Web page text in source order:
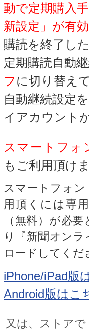
動で定期購入
新設定」が有効
購読を終了し
定期購読自動
フ に切り替え
自動継続設定
イアカウント
スマートフォ
もご利用頂け
スマートフォ
用頂くには専
（無料）が必
り『新聞オン
ロードしてくだ
iPhone/iPad版
Android版はこ
又は、ストアで